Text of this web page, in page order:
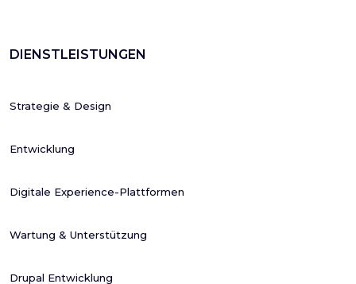
DIENSTLEISTUNGEN
Strategie & Design
Entwicklung
Digitale Experience-Plattformen
Wartung & Unterstützung
Drupal Entwicklung